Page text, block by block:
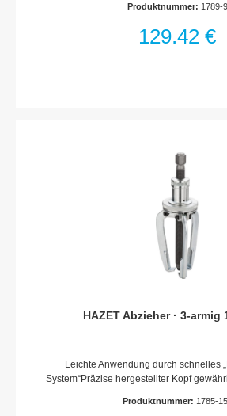
Anpressen der Abzughaken3-armige
Produktnummer: 1789-9
129,42 €
HAZET Abzieher · 3-armig
Leichte Anwendung durch schnelles
System“Präzise hergestellter Kopf
Haken-Zugbelastung durch
Produktnummer: 1785-